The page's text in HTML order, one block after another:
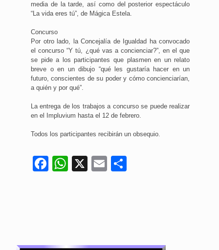
media de la tarde, así como del posterior espectáculo
“La vida eres tú”, de Mágica Estela.
Concurso
Por otro lado, la Concejalía de Igualdad ha convocado
el concurso “Y tú, ¿qué vas a concienciar?”, en el que
se pide a los participantes que plasmen en un relato
breve o en un dibujo “qué les gustaría hacer en un
futuro, conscientes de su poder y cómo concienciarían,
a quién y por qué”.
La entrega de los trabajos a concurso se puede realizar
en el Impluvium hasta el 12 de febrero.
Todos los participantes recibirán un obsequio.
Facebook
WhatsApp
X Email